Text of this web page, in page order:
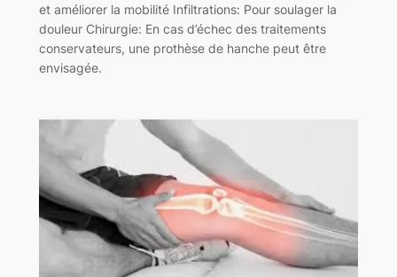
et améliorer la mobilité Infiltrations: Pour soulager la
douleur Chirurgie: En cas d’échec des traitements
conservateurs, une prothèse de hanche peut être
envisagée.